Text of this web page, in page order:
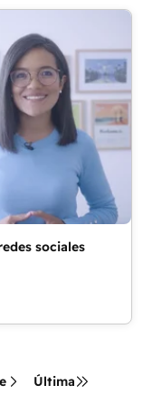
sociales
Última